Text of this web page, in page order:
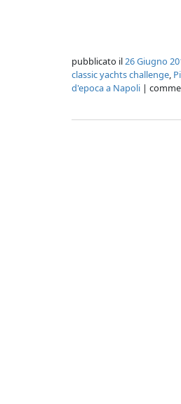
pubblicato il26 Giugno
classic yachts challenge,
d'epoca a Napoli |